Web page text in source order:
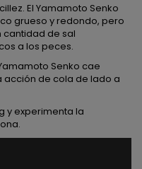
El Yamamoto Senko
grueso y redondo, pero
de sal
a los peces.
Senko cae
acción de cola de lado a
y experimenta la